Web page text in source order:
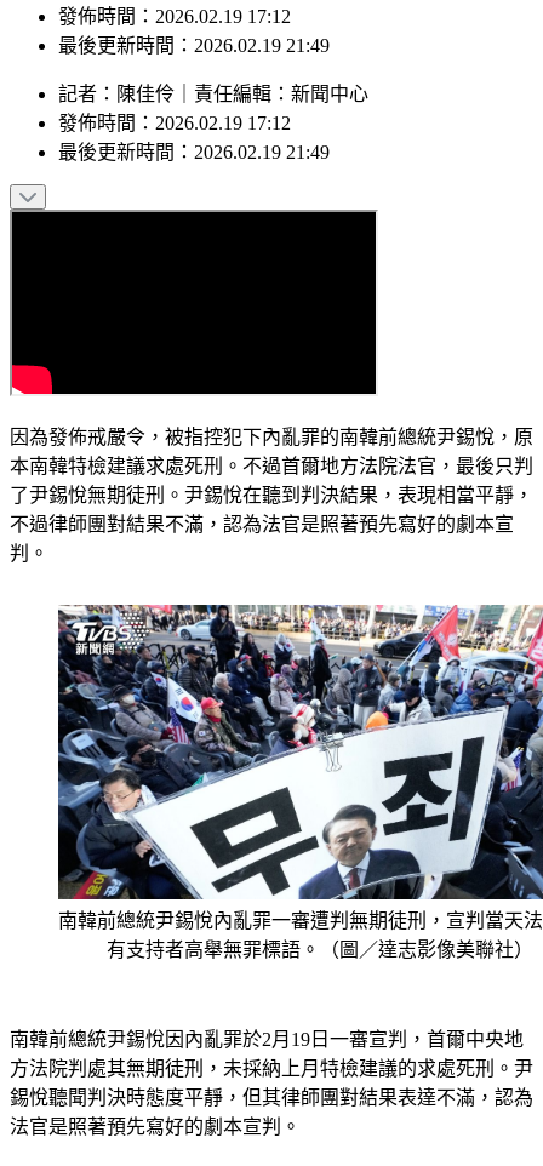
發佈時間：2026.02.19 17:12
最後更新時間：2026.02.19 21:49
記者 ： 陳佳伶 責任編輯 ： 新聞中心
發佈時間： 2026.02.19 17:12
最後更新時間： 2026.02.19 21:49
因為發佈戒嚴令，被指控犯下內亂罪的南韓前總統尹錫悅，原
本南韓特檢建議求處死刑。不過首爾地方法院法官，最後只判
了尹錫悅無期徒刑。尹錫悅在聽到判決結果，表現相當平靜，
不過律師團對結果不滿，認為法官是照著預先寫好的劇本宣
判。
南韓前總統尹錫悅內亂罪一審遭判無期徒刑，宣判當天
有支持者高舉無罪標語。（圖／達志影像美聯社）
南韓前總統尹錫悅因內亂罪於2月19日一審宣判，首爾中央地
方法院判處其無期徒刑，未採納上月特檢建議的求處死刑。尹
錫悅聽聞判決時態度平靜，但其律師團對結果表達不滿，認為
法官是照著預先寫好的劇本宣判。